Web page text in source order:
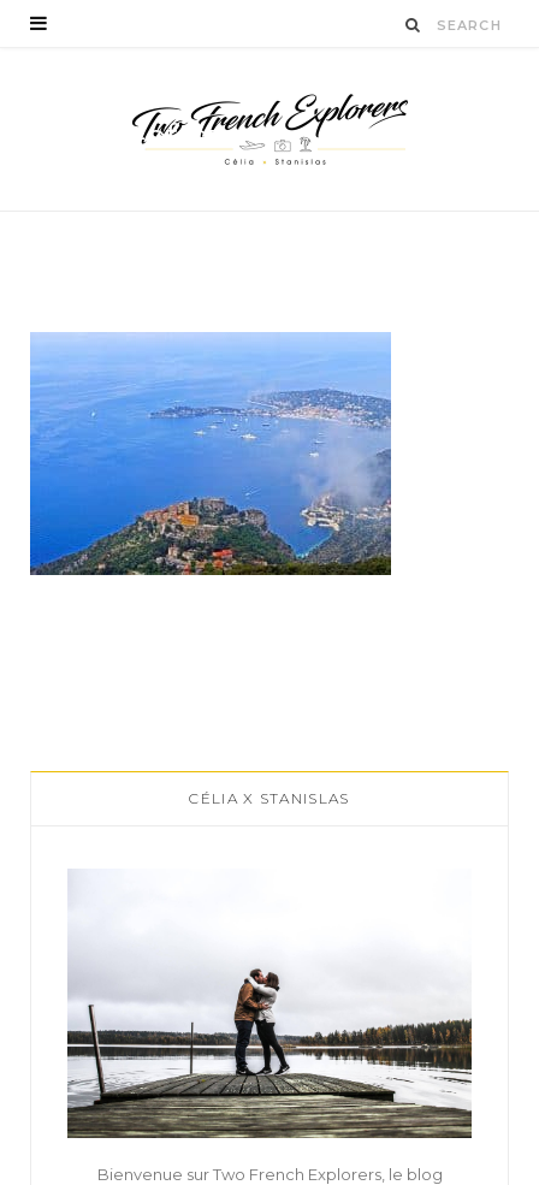
bay-of-eze-
960 720
CÉLIA X STANISLAS
Bienvenue sur Two French Explorers, le blog